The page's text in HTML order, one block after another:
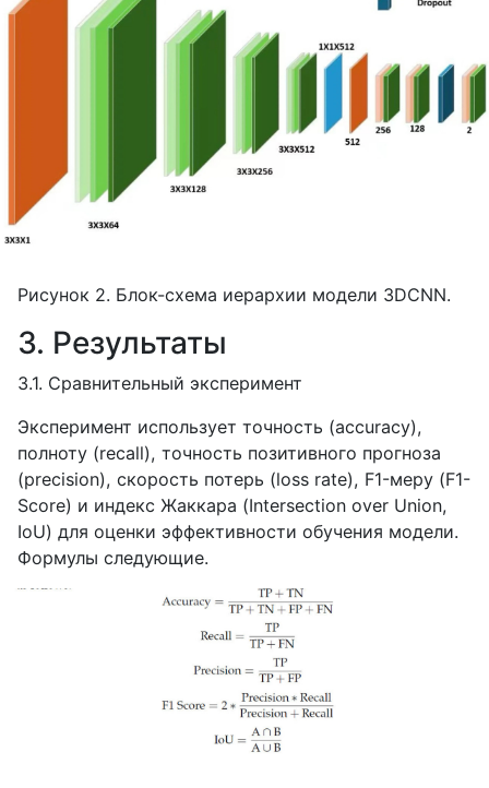
Рисунок 2. Блок-схема иерархии модели 3DCNN.
3. Результаты
3.1. Сравнительный эксперимент
Эксперимент использует точность (accuracy),
полноту (recall), точность позитивного прогноза
(precision), скорость потерь (loss rate), F1-меру (F1-
Score) и индекс Жаккара (Intersection over Union,
IoU) для оценки эффективности обучения модели.
Формулы следующие.